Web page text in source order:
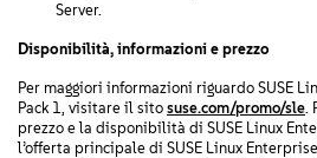
Server.
Disponibilità, informazioni e prezzo
Per maggiori informazioni riguardo SUSE
Pack 1, visitare il sito suse.com/promo/sle.
prezzo e la disponibilità di SUSE Linux
l’offerta principale di SUSE Linux